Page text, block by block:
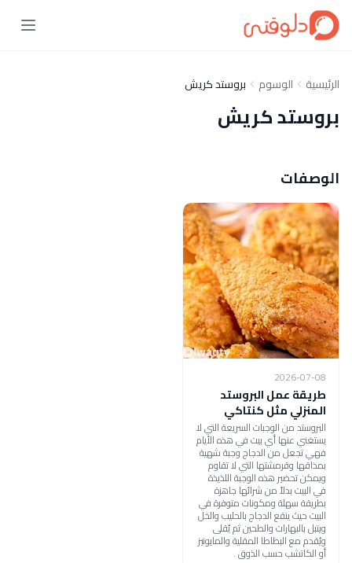
الرئيسية الوسوم بروستد كريش
بروستد كريش
الوصفات
2026-07-08
طريقة عمل البروستد
المنزلي مثل كنتاكي
البروستد من الوجبات السريعة التي لا
يستغني عنها أي بيت في هذه الأيام
فهي تجعل من الدجاج وجبة شهية
بمذاقها وقرمشتها التي لا تقاوم
ويمكن تحضير هذه الوجبة اللذيذة
في البيت بدلاً من شرائها جاهزة
بطريقة سهلة ومكونات متوفرة في
البيت حيث ينقع الدجاج بالحليب والخل
ويتبل بالبهارات والطحين ثم يُقلى
ويُقدم مع البطاطا المقلية والمايونيز
أو الكاتشب حسب الذوق .